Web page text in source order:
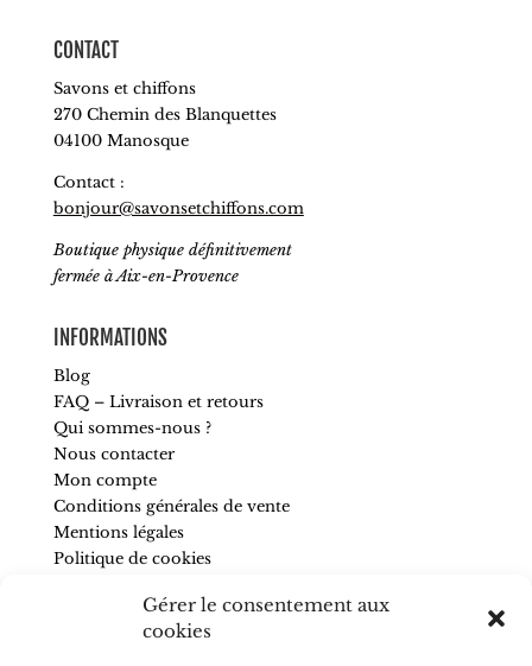
Gérer le consentement aux
cookies
CONTACT
Savons et chiffons
270 Chemin des Blanquettes
04100 Manosque
Contact :
bonjour@savonsetchiffons.com
Boutique physique définitivement
fermée à Aix-en-Provence
INFORMATIONS
Blog
FAQ – Livraison et retours
Qui sommes-nous ?
Nous contacter
Mon compte
Conditions générales de vente
Mentions légales
Politique de cookies
SUIVEZ-NOUS